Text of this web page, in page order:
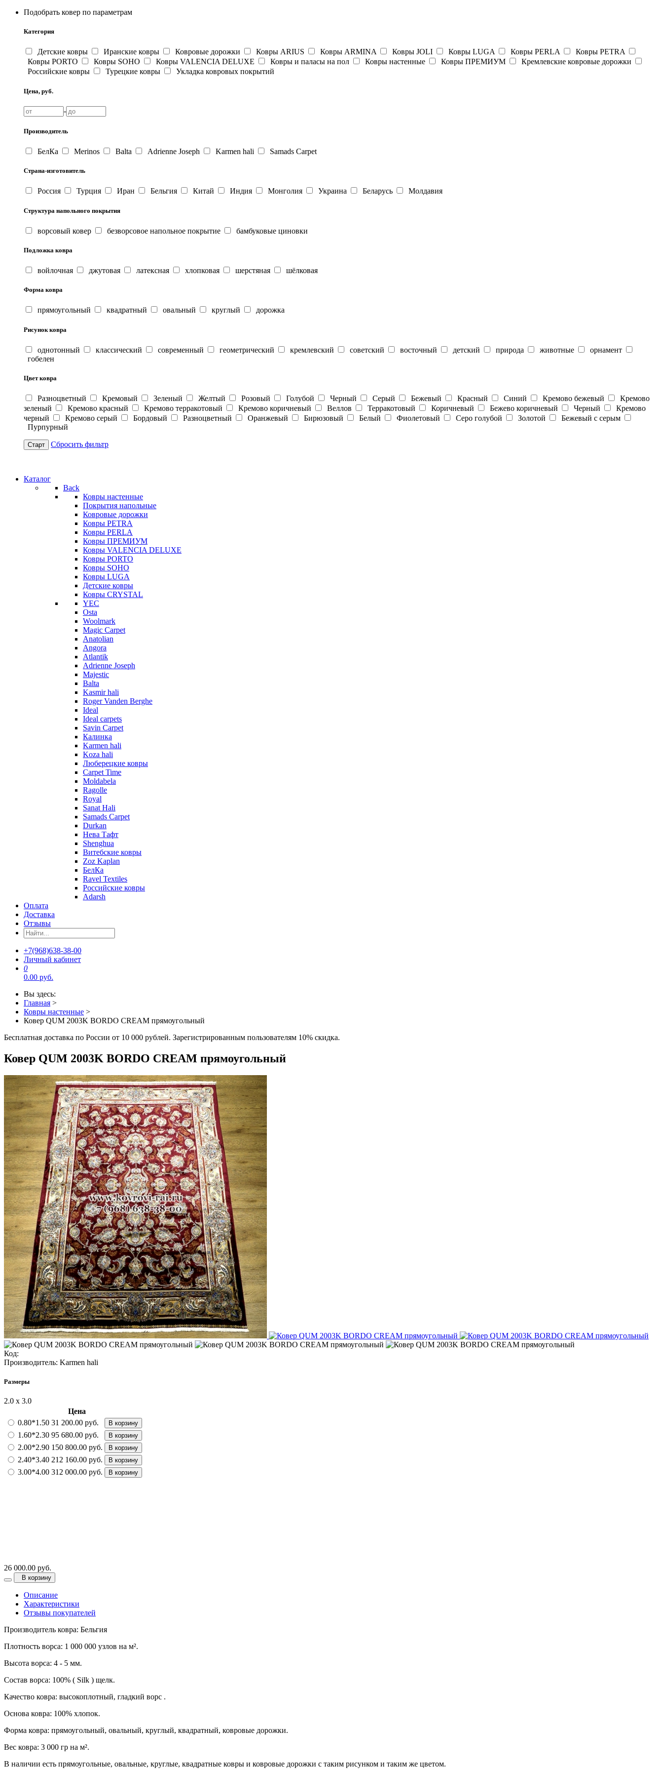
Подобрать ковер по параметрам
Категория
Детские ковры Иранские ковры Ковровые дорожки Ковры ARIUS Ковры ARMINA Ковры JOLI Ковры LUGA Ковры PERLA
Ковры PETRA
Ковры PORTO
Ковры SOHO Ковры VALENCIA DELUXE Ковры и паласы на пол Ковры настенные Ковры ПРЕМИУМ
Кремлевские ковровые дорожки
Российские ковры
Турецкие ковры Укладка ковровых покрытий
Цена, руб.
-
Производитель
БелКа Merinos Balta Adrienne Joseph Karmen hali Samads Carpet
Страна-изготовитель
Россия Турция Иран Бельгия Китай Индия Монголия Украина Беларусь Молдавия
Структура напольного покрытия
ворсовый ковер безворсовое напольное покрытие бамбуковые циновки
Подложка ковра
войлочная джутовая латексная хлопковая шерстяная шёлковая
Форма ковра
прямоугольный квадратный овальный круглый дорожка
Рисунок ковра
однотонный классический современный геометрический кремлевский советский восточный детский природа животные
орнамент
гобелен
Цвет ковра
Разноцветный Кремовый Зеленый Желтый Розовый Голубой Черный Серый Бежевый Красный Синий Кремово бежевый
Кремово
зеленый
Кремово красный Кремово терракотовый Кремово коричневый Веллов Терракотовый Коричневый Бежево коричневый Черный
Кремово
черный
Кремово серый Бордовый Разноцветный Оранжевый Бирюзовый Белый Фиолетовый Серо голубой Золотой
Бежевый с серым
Пурпурный
Старт Сбросить фильтр
Каталог
Back
Ковры настенные
Покрытия напольные
Ковровые дорожки
Ковры PETRA
Ковры PERLA
Ковры ПРЕМИУМ
Ковры VALENCIA DELUXE
Ковры PORTO
Ковры SOHO
Ковры LUGA
Детские ковры
Ковры CRYSTAL
YEC
Osta
Woolmark
Magic Carpet
Anatolian
Angora
Atlantik
Adrienne Joseph
Majestic
Balta
Kasmir hali
Roger Vanden Berghe
Ideal
Ideal carpets
Savin Carpet
Калинка
Karmen hali
Koza hali
Люберецкие ковры
Carpet Time
Moldabela
Ragolle
Royal
Sanat Hali
Samads Carpet
Durkan
Нева Тафт
Shenghua
Витебские ковры
Zoz Kaplan
БелКа
Ravel Textiles
Российские ковры
Adarsh
Оплата
Доставка
Отзывы
+7(968)638-38-00
Личный кабинет
0
0.00 руб.
Вы здесь:
Главная >
Ковры настенные >
Ковер QUM 2003K BORDO CREAM прямоугольный
Бесплатная доставка по России от 10 000 рублей. Зарегистрированным пользователям 10% скидка.
Ковер QUM 2003K BORDO CREAM прямоугольный
Код:
Производитель: Karmen hali
Размеры
2.0 х 3.0
Цена
0.80*1.50 31 200.00 руб. В корзину
1.60*2.30 95 680.00 руб. В корзину
2.00*2.90 150 800.00 руб. В корзину
2.40*3.40 212 160.00 руб. В корзину
3.00*4.00 312 000.00 руб. В корзину
26 000.00 руб.
В корзину
Описание
Характеристики
Отзывы покупателей
Производитель ковра: Бельгия
Плотность ворса: 1 000 000 узлов на м².
Высота ворса: 4 - 5 мм.
Состав ворса: 100% ( Silk ) щелк.
Качество ковра: высокоплотный, гладкий ворс .
Основа ковра: 100% хлопок.
Форма ковра: прямоугольный, овальный, круглый, квадратный, ковровые дорожки.
Вес ковра: 3 000 гр на м².
В наличии есть прямоугольные, овальные, круглые, квадратные ковры и ковровые дорожки с таким рисунком и таким же цветом.